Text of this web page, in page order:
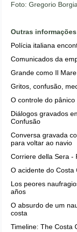
Foto: Gregorio
Outras
Polícia italiana
Comunicados da
Grande como Il
Gritos, confusão,
O controle do
Diálogos gravados
Confusão
Conversa gravada
para voltar ao navio
Corriere della Sera -
O acidente do Costa
Los peores
años
O absurdo de um
costa
Timeline: The Costa